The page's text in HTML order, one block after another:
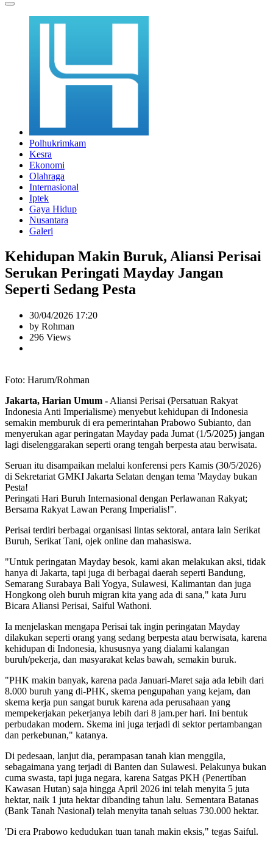
Polhukrimkam
Kesra
Ekonomi
Olahraga
Internasional
Iptek
Gaya Hidup
Nusantara
Galeri
Kehidupan Makin Buruk, Aliansi Perisai
Serukan Peringati Mayday Jangan
Seperti Sedang Pesta
30/04/2026 17:20
by Rohman
296 Views
Foto: Harum/Rohman
Jakarta, Harian Umum - Aliansi Perisai (Persatuan Rakyat
Indonesia Anti Imperialisme) menyebut kehidupan di Indonesia
semakin memburuk di era pemerintahan Prabowo Subianto, dan
menyerukan agar peringatan Mayday pada Jumat (1/5/2025) jangan
lagi diselenggarakan seperti orang tengah berpesta atau berwisata.
Seruan itu disampaikan melalui konferensi pers Kamis (30/5/2026)
di Sekretariat GMKI Jakarta Selatan dengan tema 'Mayday bukan
Pesta!
Peringati Hari Buruh Internasional dengan Perlawanan Rakyat;
Bersama Rakyat Lawan Perang Imperialis!".
Perisai terdiri berbagai organisasi lintas sektoral, antara lain Serikat
Buruh, Serikat Tani, ojek online dan mahasiswa.
"Untuk peringatan Mayday besok, kami akan melakukan aksi, tidak
hanya di Jakarta, tapi juga di berbagai daerah seperti Bandung,
Semarang Surabaya Bali Yogya, Sulawesi, Kalimantan dan juga
Hongkong oleh buruh migran kita yang ada di sana," kata Juru
Bicara Aliansi Perisai, Saiful Wathoni.
Ia menjelaskan mengapa Perisai tak ingin peringatan Mayday
dilakukan seperti orang yang sedang berpesta atau berwisata, karena
kehidupan di Indonesia, khususnya yang dialami kalangan
buruh/pekerja, dan masyarakat kelas bawah, semakin buruk.
"PHK makin banyak, karena pada Januari-Maret saja ada lebih dari
8.000 buruh yang di-PHK, skema pengupahan yang kejam, dan
skema kerja pun sangat buruk karena ada perusahaan yang
mempekerjakan pekerjanya lebih dari 8 jam.per hari. Ini bentuk
perbudakan modern. Skema ini juga terjadi di sektor pertambangan
dan perkebunan," katanya.
Di pedesaan, lanjut dia, perampasan tanah kian menggila,
sebagaimana yang terjadi di Banten dan Sulawesi. Pelakunya bukan
cuma swasta, tapi juga negara, karena Satgas PKH (Penertiban
Kawasan Hutan) saja hingga April 2026 ini telah menyita 5 juta
hektar, naik 1 juta hektar dibanding tahun lalu. Sementara Batanas
(Bank Tanah Nasional) telah menyita tanah seluas 730.000 hektar.
'Di era Prabowo kedudukan tuan tanah makin eksis," tegas Saiful.